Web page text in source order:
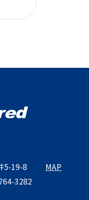
5-19-8
MAP
3282